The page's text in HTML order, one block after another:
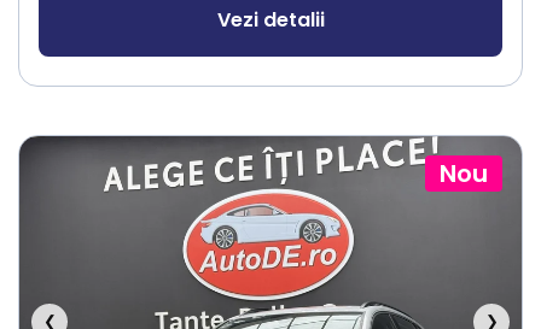
Vezi detalii
Nou
❮ ❯